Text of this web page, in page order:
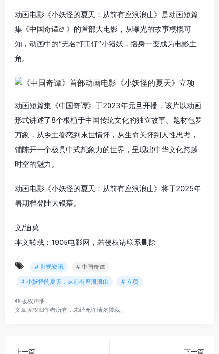
动画电影《小妖怪的夏天：从前有座浪浪山》是动画短篇
集《中国奇谭
》的首部大电影，从曝光的故事梗概可
知，动画中的“无名打工仔”小猪妖，摇身一变成为电影主
角。
动画短篇集《中国奇谭》于2023年元旦开播，该片以动画
形式讲述了8个根植于中国传统文化的独立故事。题材包罗
万象，从乡土眷恋到末世情怀，从生命关怀到人性思考，
铺陈开一个极具中式想象力的世界，呈现出中华文化跨越
时空的魅力。
动画电影《小妖怪的夏天：从前有座浪浪山》将于2025年
暑期档登陆大银幕。
文/迪莫
本文转载：1905电影网，若侵权请联系删除
# 影视资讯
# 中国奇谭
# 小妖怪的夏天：从前有座浪浪山
# 立项
© 版权声明
文章版权归作者所有，未经允许请勿转载。
上一篇 下一篇